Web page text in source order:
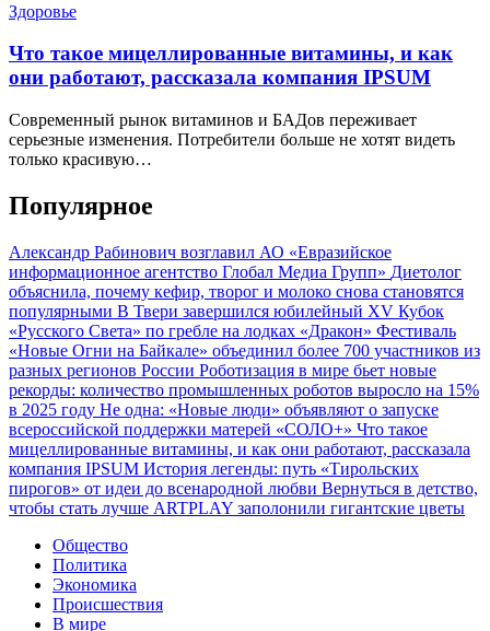
Здоровье
Что такое мицеллированные витамины, и как
они работают, рассказала компания IPSUM
Современный рынок витаминов и БАДов переживает
серьезные изменения. Потребители больше не хотят видеть
только красивую…
Популярное
Александр Рабинович возглавил АО «Евразийское
информационное агентство Глобал Медиа Групп» Диетолог
объяснила, почему кефир, творог и молоко снова становятся
популярными В Твери завершился юбилейный XV Кубок
«Русского Света» по гребле на лодках «Дракон» Фестиваль
«Новые Огни на Байкале» объединил более 700 участников из
разных регионов России Роботизация в мире бьет новые
рекорды: количество промышленных роботов выросло на 15%
в 2025 году Не одна: «Новые люди» объявляют о запуске
всероссийской поддержки матерей «СОЛО+» Что такое
мицеллированные витамины, и как они работают, рассказала
компания IPSUM История легенды: путь «Тирольских
пирогов» от идеи до всенародной любви Вернуться в детство,
чтобы стать лучше ARTPLAY заполонили гигантские цветы
Общество
Политика
Экономика
Происшествия
В мире